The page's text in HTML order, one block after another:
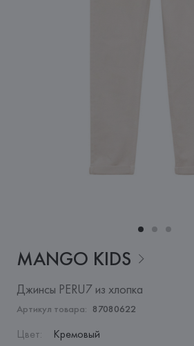
MANGO KIDS
Джинсы PERU7 из хлопка
Артикул товара: 87080622
Цвет: Кремовый